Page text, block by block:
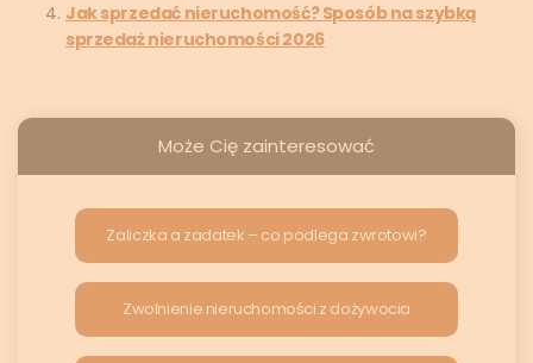
Jak sprzedać nieruchomość? Sposób na szybką
sprzedaż nieruchomości 2026
Może Cię zainteresować
Zaliczka a zadatek – co podlega zwrotowi?
Zwolnienie nieruchomości z dożywocia